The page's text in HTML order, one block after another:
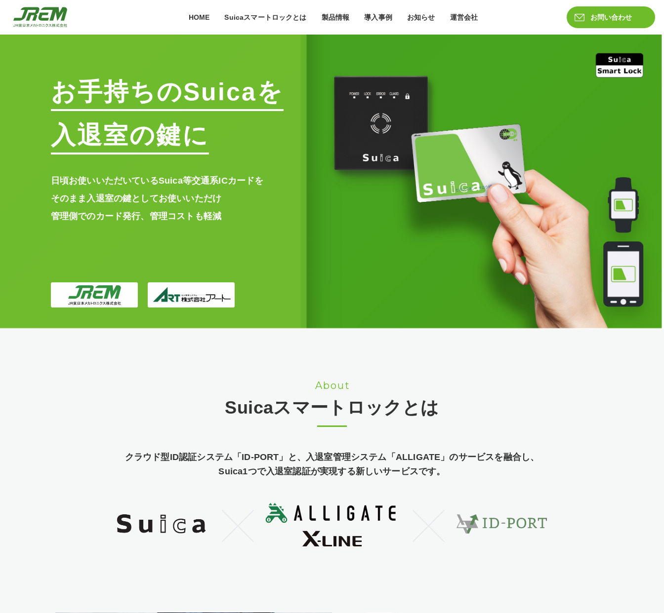
HOME Suicaスマートロックとは 製品情報 導入事例 お知らせ 運営会社 お問い合わせ
お手持ちのSuicaを
入退室の鍵に
日頃お使いいただいているSuica等交通系ICカードを
そのまま入退室の鍵としてお使いいただけ
管理側でのカード発行、管理コストも軽減
About
Suicaスマートロック とは
クラウド型ID認証システム「ID-PORT」と、入退室管理システム「ALLIGATE」のサービスを融合し、
Suica1つで入退室認証が実現する新しいサービスです。